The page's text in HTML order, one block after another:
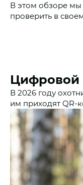
В этом обзоре мы
проверить в
Цифровой
В 2026 году
им приходят QR-